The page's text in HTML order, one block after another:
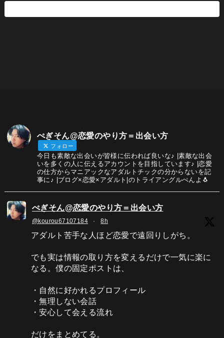
ぺぎそん@恋愛のやり方＝出会い方
フォロー
今日も素敵な出会いが皆様に伝われば良いな♪ |素敵な出会
いを多くの人に伝えるアカウントを目指しています♪ |恋愛
の仕方からマニアックなアダルトチックの分からないを記
事に♪ |ブログ×恋愛×アダルト|のトライアングルぺんよ🐧
ぺぎそん@恋愛のやり方＝出会い方
@kourou67107184 · 8h
アダルト苦手な人ほど恋愛で遠回りしがち。
でも実は情報の取り方を変えるだけで一気に楽に
なる。僕の固定ポストは、
・自然に好かれるプロフィール
・無理しない会話
・安心して会える流れ
だけをまとめてる。